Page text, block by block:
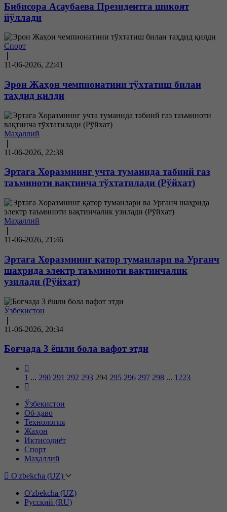
Бибисора Асаубаева Президентга шикоят
йўллади
Спорт
11-06-2026, 22:41
Эрон Жаҳон чемпионатини тўхтатиш билан
таҳдид қилди
Маҳаллий
11-06-2026, 22:38
Эртага Хоразмнинг учта туманида табиий газ
таъминоти вақтинча тўхтатилади (Рўйхат)
Маҳаллий
11-06-2026, 21:46
Эртага Хоразмнинг қатор туманлари ва Урганч
шаҳрида электр таъминоти вақтинчалик
узилади (Рўйхат)
Ўзбекистон
11-06-2026, 20:34
Боғчада 3 ёшли бола вафот этди
1 ... 290 291 292 293 294 295 296 297 298 ... 1223
Ўзбекистон
Об-ҳаво
Технология
Жаҳон
Иқтисодиёт
Спорт
Маҳаллий
O'zbekcha (UZ)
O'zbekcha (UZ)
Русский (RU)